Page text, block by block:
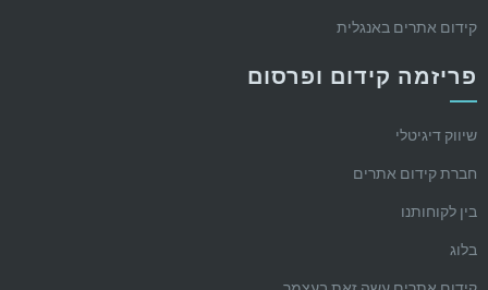
קידום אתרים באנגלית
פריזמה קידום ופרסום
שיווק דיגיטלי
חברת קידום אתרים
בין לקוחותנו
בלוג